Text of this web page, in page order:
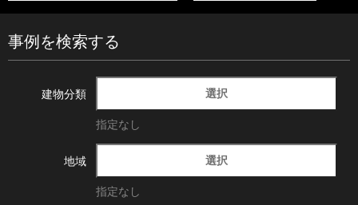
事例を検索する
建物分類 選択
指定なし
地域 選択
指定なし